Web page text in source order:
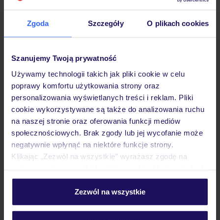
Zgoda Szczegóły O plikach cookies
Szanujemy Twoją prywatność
Używamy technologii takich jak pliki cookie w celu
poprawy komfortu użytkowania strony oraz
personalizowania wyświetlanych treści i reklam. Pliki
cookie wykorzystywane są także do analizowania ruchu
na naszej stronie oraz oferowania funkcji mediów
społecznościowych. Brak zgody lub jej wycofanie może
negatywnie wpłynąć na niektóre funkcje strony.
Klikając „Zezwól na wszystkie” wyrażasz zgodę na
personalizować swój wybór wchodząc w zakładkę
Szczegółowe informacje o plikach cookie znajdziesz
Zezwól na wszystkie
Hotel
Pokoje
Wyżywienie
Atrakcje
Ważne informacje